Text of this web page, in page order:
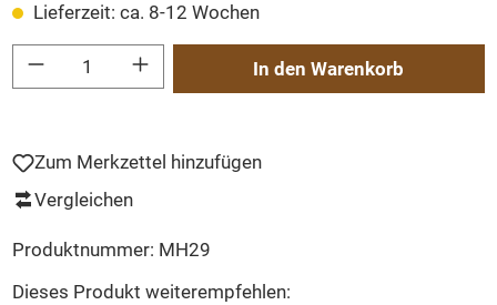
Lieferzeit: ca. 8-12 Wochen
Produkt Anzahl: Gib den gewünschten Wert ein oder benutze die Schaltflächen
In den Warenkorb
Zum Merkzettel hinzufügen
Vergleichen
Produktnummer: MH29
Dieses Produkt weiterempfehlen: